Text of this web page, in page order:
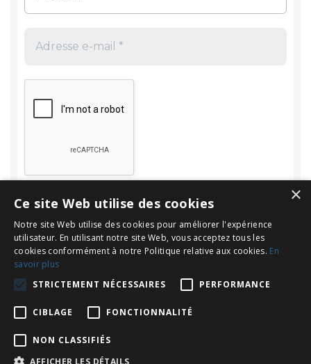
Rechercher
Rechercher :
×
Ce site Web utilise des cookies
Notre site Web utilise des cookies pour améliorer l'expérience
utilisateur. En utilisant notre site Web, vous acceptez tous les
cookies conformément à notre Politique relative aux cookies. En
savoir plus
STRICTEMENT NÉCESSAIRES
PERFORMANCE
CIBLAGE FONCTIONNALITÉ
NON CLASSIFIÉS
AFFICHER LES DÉTAILS